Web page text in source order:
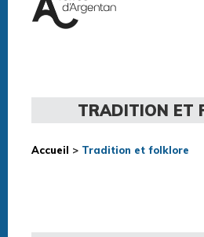
TRADITION ET
Accueil > Tradition et folklore